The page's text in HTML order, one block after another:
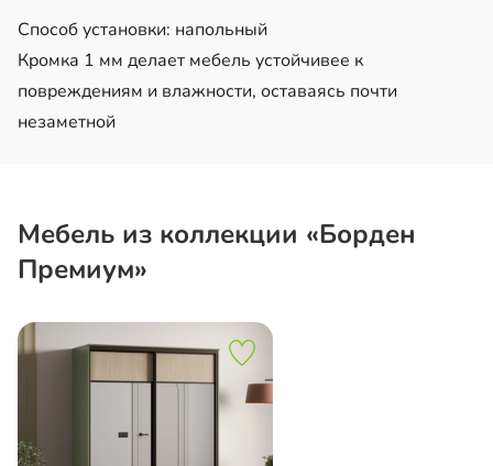
Способ установки: напольный
Кромка 1 мм делает мебель устойчивее к
повреждениям и влажности, оставаясь почти
незаметной
Мебель из коллекции «Борден
Премиум»